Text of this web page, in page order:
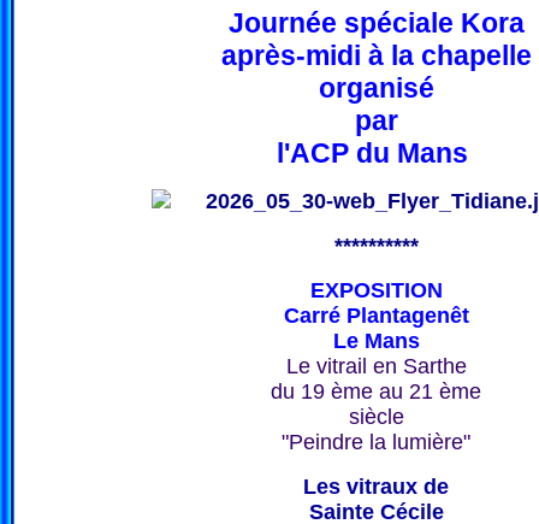
Journée spéciale Kora
après-midi à la chapelle
organisé
par
l'ACP du Mans
**********
EXPOSITION
Carré Plantagenêt
Le Mans
Le vitrail en Sarthe
du 19 ème au 21 ème
siècle
"Peindre la lumière"
Les vitraux de
Sainte Cécile